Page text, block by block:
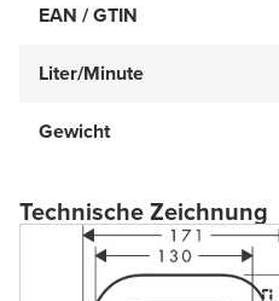
EAN / GTIN
Liter/Minute
Gewicht
Technische Zeichnung